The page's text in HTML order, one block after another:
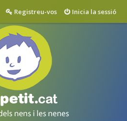
Inicia la sessió
Registreu-vos